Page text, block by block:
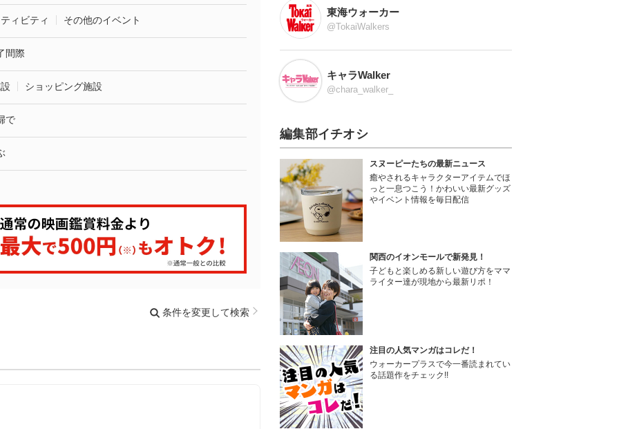
ィビティ その他のイベント
間際
ショッピング施設
で
条件を変更して検索
東海ウォーカー
@TokaiWalkers
キャラWalker
@chara_walker_
編集部イチオシ
スヌーピーたちの最新ニュース
癒やされるキャラクターアイテムでほ
っと一息つこう！かわいい最新グッズ
やイベント情報を毎日配信
関西のイオンモールで新発見！
子どもと楽しめる新しい遊び方をママ
ライター達が現地から最新リポ！
注目の人気マンガはコレだ！
ウォーカープラスで今一番読まれてい
る話題作をチェック!!